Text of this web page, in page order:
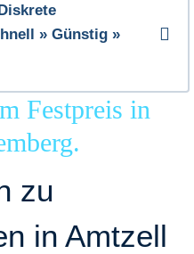
» Günstig »
Festpreis in
zu
in Amtzell